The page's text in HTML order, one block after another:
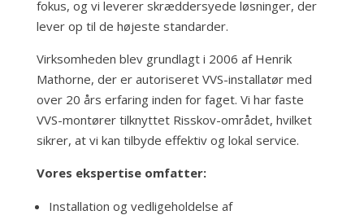
fokus, og vi leverer skræddersyede løsninger, der
lever op til de højeste standarder.
Virksomheden blev grundlagt i 2006 af Henrik
Mathorne, der er autoriseret VVS-installatør med
over 20 års erfaring inden for faget. Vi har faste
VVS-montører tilknyttet Risskov-området, hvilket
sikrer, at vi kan tilbyde effektiv og lokal service.
Vores ekspertise omfatter:
Installation og vedligeholdelse af